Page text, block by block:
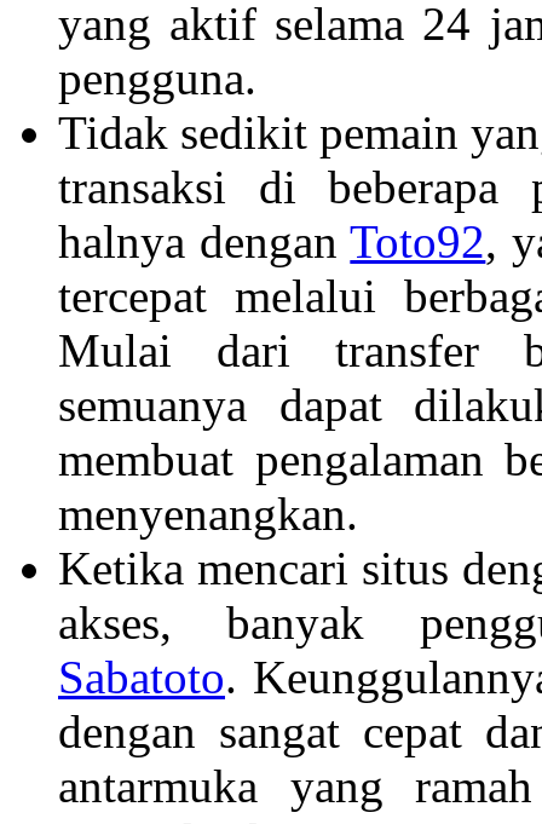
yang aktif selama 24
pengguna.
Tidak sedikit pemain
transaksi di beberapa
halnya denganToto92,
tercepat melalui
Mulai dari transfer
semuanya dapat
membuat pengalaman
menyenangkan.
Ketika mencari situs
akses, banyak
Sabatoto.
dengan sangat cepat
antarmuka yang